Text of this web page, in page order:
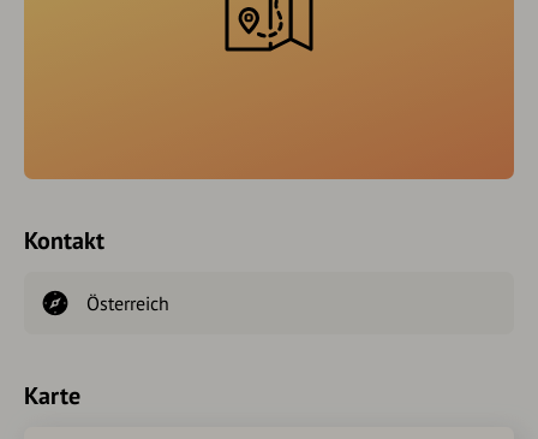
Kontakt
Österreich
Karte